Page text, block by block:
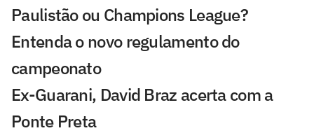
Paulistão ou Champions League?
Entenda o novo regulamento do
campeonato
Ex-Guarani, David Braz acerta com a
Ponte Preta